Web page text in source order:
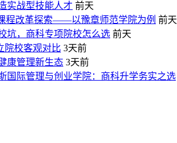
实战型技能人才 前天
程改革探索——以豫章师范学院为例 前天
坑，商科专项院校怎么选 前天
院校客观对比 3天前
康管理新生态 3天前
国际管理与创业学院：商科升学务实之选